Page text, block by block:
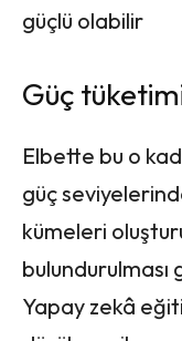
güçlü olabilir
Güç
Elbette bu o
güç
kümeleri
bulundurulması
Yapay zekâ